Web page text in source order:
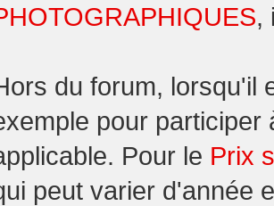
,
du forum, lorsqu'il
pour participer
Pour le Prix
peut varier d'année